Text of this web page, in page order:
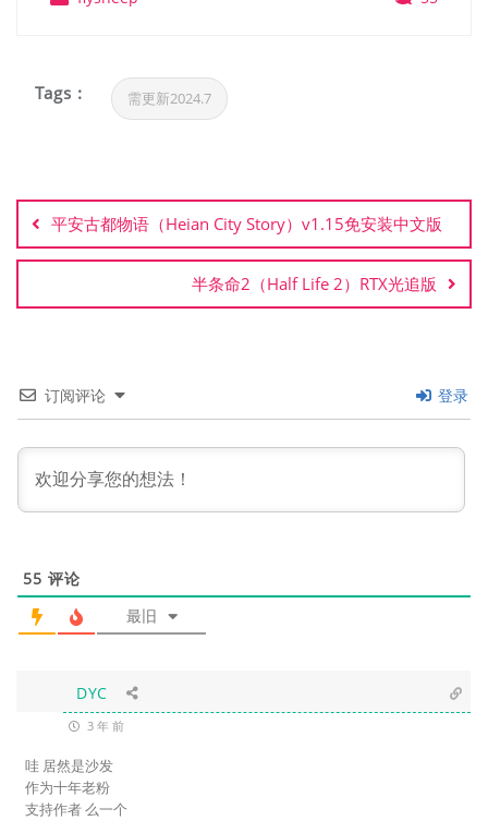
Tags : 需更新2024.7
章
导
航
平安古都物语（Heian City Story）v1.15免安装中文版
半条命2（Half Life 2）RTX光追版
订阅评论 登录
55 评论
最旧
DYC
3 年 前
哇 居然是沙发
作为十年老粉
支持作者 么一个